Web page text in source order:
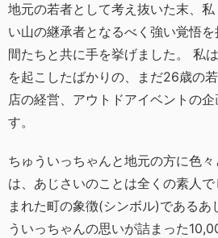
地元の若者として考え抜いた末、
い山の継承者となるべく強い覚悟
間たちと共に手を挙げました。 私
を起こしたばかりの、まだ26歳の
店の経営、アウトドアイベントの
す。
ちゅういっちゃんと地元の方に色
は、あじさいのことは全くの素人
まれた町の象徴(シンボル)であるあ
ういっちゃんの思いが詰まった